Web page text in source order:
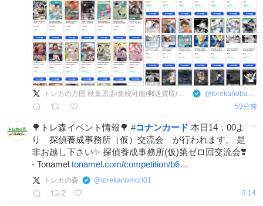
トレカの万国 秋葉原店/免税可能/郵送買取/BUYEE対応 @torekanobankoku
59分前
🌳トレ森イベント情報🌳 #コナンカード 本日14：00よ
り 探偵養成事務所（仮）交流会 が行われます。 是
非お越し下さい✨ 探偵養成事務所(仮)第ゼロ回交流会❣️
- Tonamel tonamel.com/competition/b6…
トレカの森 @torekanomori01
2
3:14